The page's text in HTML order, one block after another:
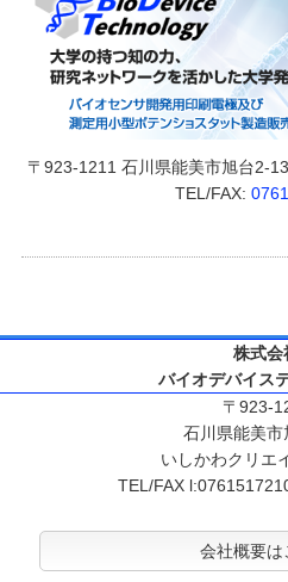
〒923-1211 石川県能美市旭台2-
TEL/FAX:
株式会
バイオデバイス
〒923-
石川県能美市
いしかわクリエ
TEL/FAX
会社概要は